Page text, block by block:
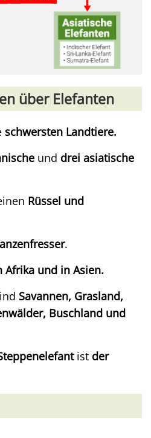
über Elefanten
schwersten Landtiere.
und drei asiatische
Rüssel und
.
Afrika und in Asien.
Savannen, Grasland,
Buschland und
ist der